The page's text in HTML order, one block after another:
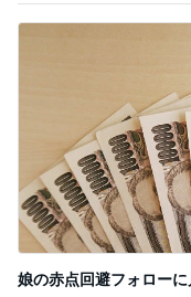
娘の赤点回避フォロー